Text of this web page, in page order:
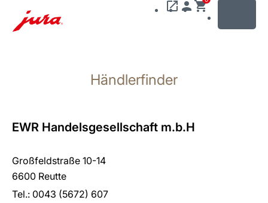
wechseln
Händlerfinder
EWR Handelsgesellschaft m.b.H
Großfeldstraße 10-14
6600 Reutte
Tel.: 0043 (5672) 607